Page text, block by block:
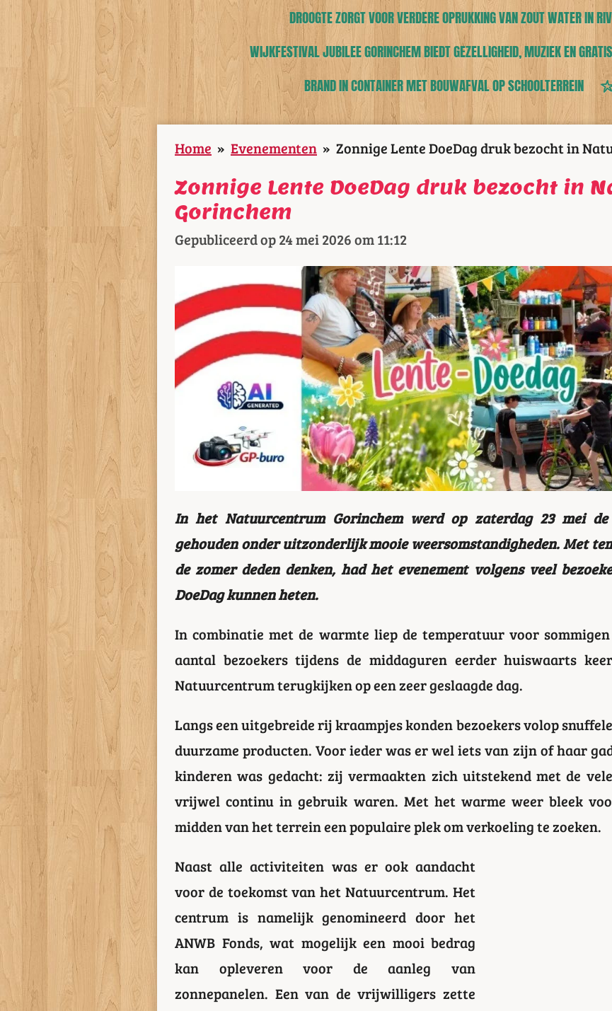
DROOGTE ZORGT VOOR VERDERE OPRUKKING VAN ZOUT WATER IN
WIJKFESTIVAL JUBILEE GORINCHEM BIEDT GEZELLIGHEID, MUZIEK EN
BRAND IN CONTAINER MET BOUWAFVAL OP SCHOOLTERREIN
Home » Evenementen » Zonnige Lente DoeDag druk bezocht in
Zonnige Lente DoeDag druk bezocht in
Gorinchem
Gepubliceerd op 24 mei 2026 om 11:12
In het Natuurcentrum Gorinchem werd op zaterdag 23 mei de
gehouden onder uitzonderlijk mooie weersomstandigheden. Met
de zomer deden denken, had het evenement volgens veel
DoeDag kunnen heten.
In combinatie met de warmte liep de temperatuur voor
aantal bezoekers tijdens de middaguren eerder huiswaarts
Natuurcentrum terugkijken op een zeer geslaagde dag.
Langs een uitgebreide rij kraampjes konden bezoekers volop
duurzame producten. Voor ieder was er wel iets van zijn of haar
kinderen was gedacht: zij vermaakten zich uitstekend met de
vrijwel continu in gebruik waren. Met het warme weer bleek
midden van het terrein een populaire plek om verkoeling te zoeken.
Naast alle activiteiten was er ook aandacht
voor de toekomst van het Natuurcentrum. Het
centrum is namelijk genomineerd door het
ANWB Fonds, wat mogelijk een mooi bedrag
kan opleveren voor de aanleg van
zonnepanelen. Een van de vrijwilligers zette